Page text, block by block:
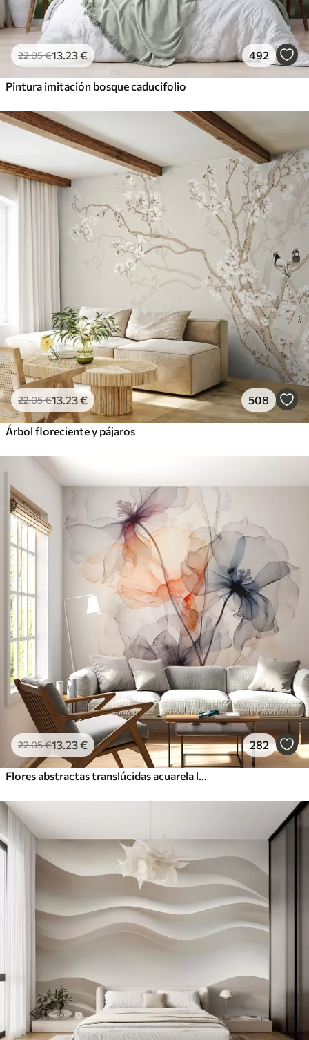
22.05€13.23€ 492
Pintura imitación bosque caducifolio
22.05€13.23€ 508
Árbol floreciente y pájaros
22.05€13.23€ 282
Flores abstractas translúcidas acuarela líquida